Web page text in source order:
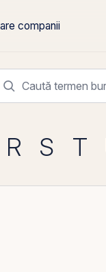
companii
R S T